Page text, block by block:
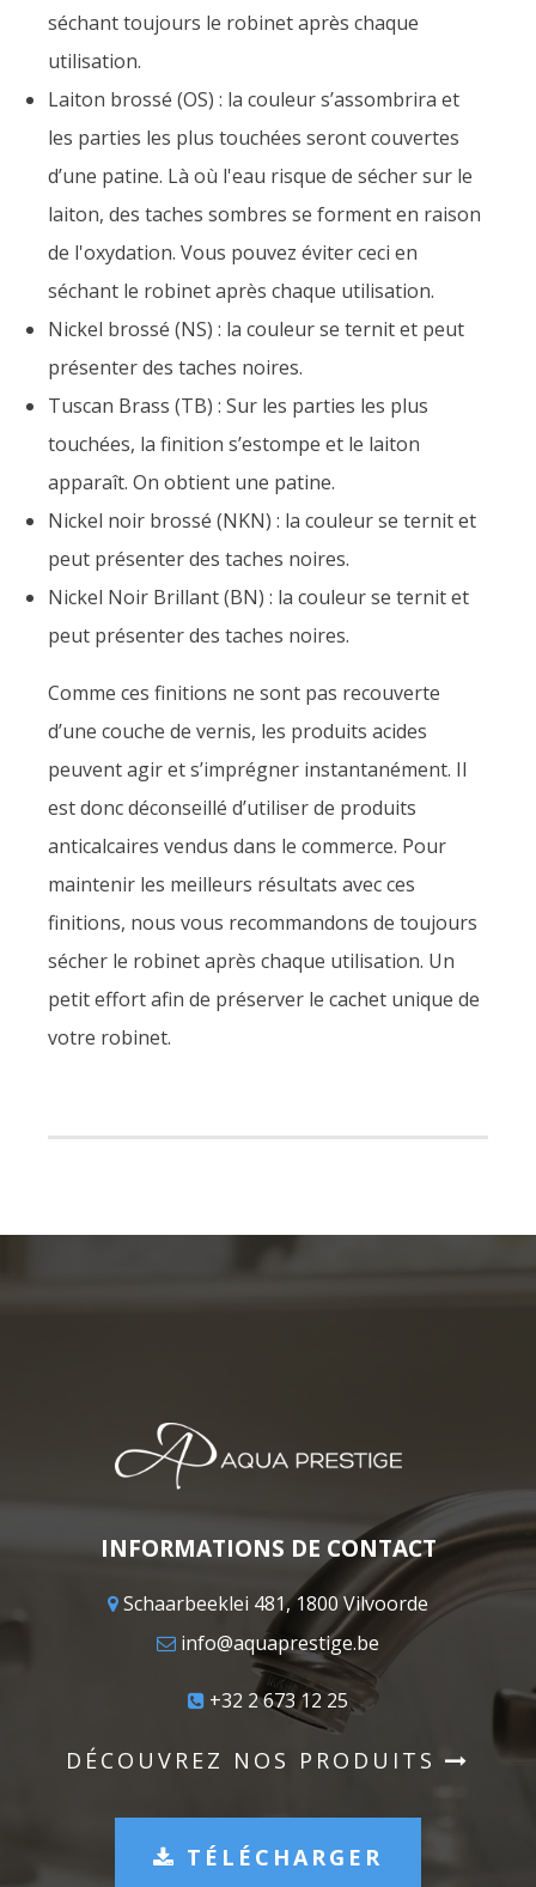
séchant toujours le robinet après chaque
utilisation.
Laiton brossé (OS) : la couleur s’assombrira et
les parties les plus touchées seront couvertes
d’une patine. Là où l'eau risque de sécher sur le
laiton, des taches sombres se forment en raison
de l'oxydation. Vous pouvez éviter ceci en
séchant le robinet après chaque utilisation.
Nickel brossé (NS) : la couleur se ternit et peut
présenter des taches noires.
Tuscan Brass (TB) : Sur les parties les plus
touchées, la finition s’estompe et le laiton
apparaît. On obtient une patine.
Nickel noir brossé (NKN) : la couleur se ternit et
peut présenter des taches noires.
Nickel Noir Brillant (BN) : la couleur se ternit et
peut présenter des taches noires.
Comme ces finitions ne sont pas recouverte
d’une couche de vernis, les produits acides
peuvent agir et s’imprégner instantanément. Il
est donc déconseillé d’utiliser de produits
anticalcaires vendus dans le commerce. Pour
maintenir les meilleurs résultats avec ces
finitions, nous vous recommandons de toujours
sécher le robinet après chaque utilisation. Un
petit effort afin de préserver le cachet unique de
votre robinet.
INFORMATIONS DE CONTACT
Schaarbeeklei 481, 1800 Vilvoorde
info@aquaprestige.be
+32 2 673 12 25
DÉCOUVREZ NOS PRODUITS
TÉLÉCHARGER